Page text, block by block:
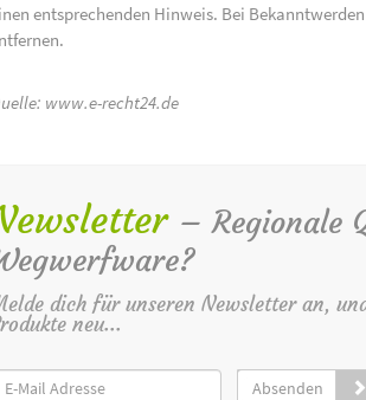
entsprechenden Hinweis. Bei
www.e-recht24.de
– Regionale
dich für unseren Newsletter an,
neu...
Absenden